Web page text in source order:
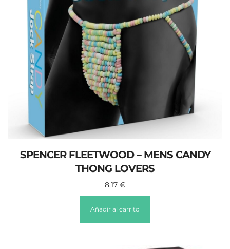
SPENCER FLEETWOOD – MENS CANDY
THONG LOVERS
8,17 €
Añadir al carrito